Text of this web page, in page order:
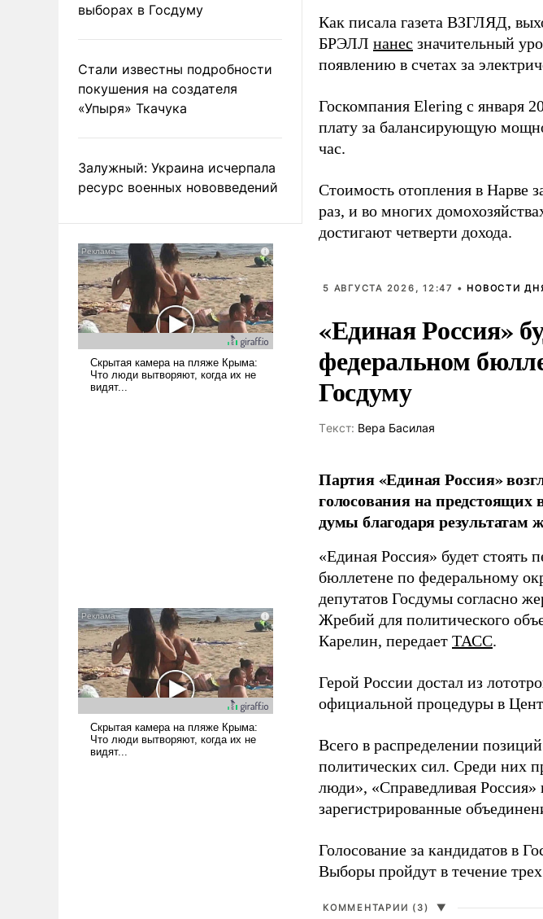
выборах в Госдуму
Стали известны подробности
покушения на создателя
«Упыря» Ткачука
Залужный: Украина исчерпала
ресурс военных нововведений
Как писала газета ВЗГЛЯД,
БРЭЛЛ нанес значительный
появлению в счетах за
Госкомпания Elering с января
плату за балансирующую
час.
Стоимость отопления в Нарве
раз, и во многих
достигают четверти дохода.
5 АВГУСТА 2026, 12:47 • НОВОСТИ
«Единая Россия»
федеральном
Госдуму
Tекст: Вера Басилая
Партия «Единая Россия»
голосования на предстоящих
думы благодаря результатам
«Единая Россия» будет стоять
бюллетене по федеральному
депутатов Госдумы согласно
Жребий для политического
Карелин, передает ТАСС.
Герой России достал из
официальной процедуры в
Всего в распределении
политических сил. Среди
люди», «Справедливая
зарегистрированные
Голосование за кандидатов в
Выборы пройдут в течение
КОММЕНТАРИИ (3) ▼